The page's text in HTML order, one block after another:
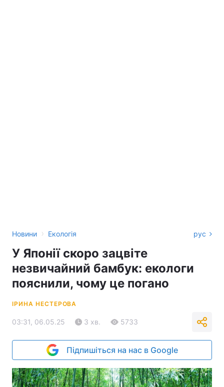
Новини › Екологія рус
У Японії скоро зацвіте
незвичайний бамбук: екологи
пояснили, чому це погано
ІРИНА НЕСТЕРОВА
03:31, 06.05.25 3 хв. 5733
Підпишіться на нас в Google